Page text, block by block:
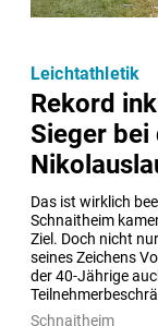
Rekord
Sieger
Das ist wirklich
Schnaitheim
Ziel. Doch nicht
seines Zeichens
der 40-Jährige
Leichtathletik
Schnaitheim